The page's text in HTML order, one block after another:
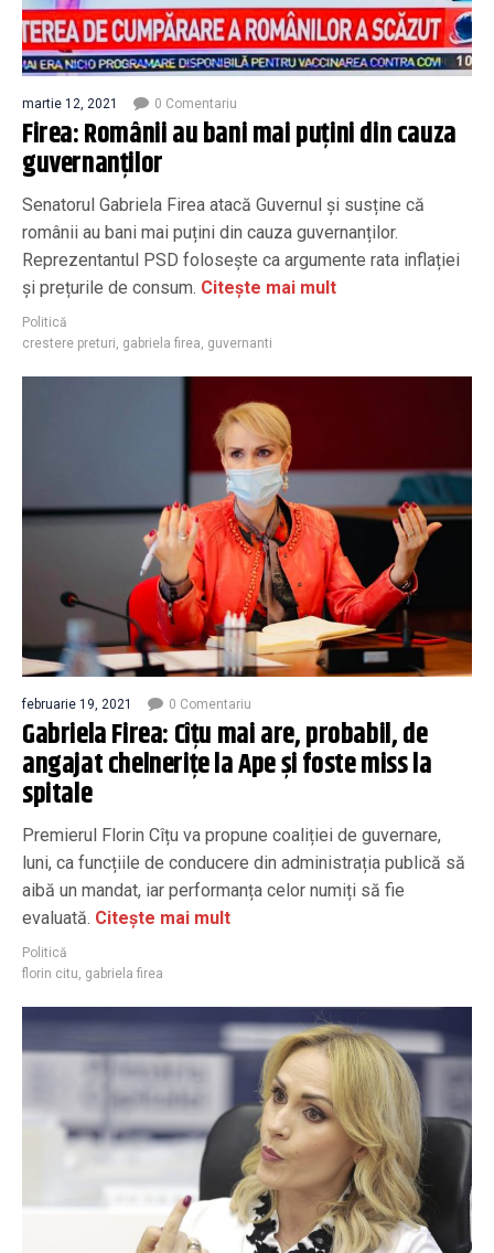
martie 12, 2021 0 Comentariu
Firea: Românii au bani mai puțini din cauza
guvernanților
Senatorul Gabriela Firea atacă Guvernul și susține că
românii au bani mai puțini din cauza guvernanților.
Reprezentantul PSD folosește ca argumente rata inflației
și prețurile de consum. Citește mai mult
Politică
crestere preturi gabriela firea guvernanti
februarie 19, 2021 0 Comentariu
Gabriela Firea: Cîțu mai are, probabil, de
angajat chelnerițe la Ape și foste miss la
spitale
Premierul Florin Cîțu va propune coaliției de guvernare,
luni, ca funcțiile de conducere din administrația publică să
aibă un mandat, iar performanța celor numiți să fie
evaluată. Citește mai mult
Politică
florin citu gabriela firea